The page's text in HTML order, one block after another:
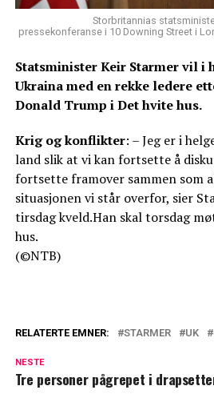
Storbritannias
pressekonferanse i 10 Downing Street i
Statsminister Keir Starmer vil i
Ukraina med en rekke ledere
Donald Trump i Det hvite hus.
Krig og konflikter: – Jeg er i
land slik at vi kan fortsette å
fortsette framover sammen som
situasjonen vi står overfor, sier
tirsdag kveld.Han skal torsdag
hus.
(©NTB)
RELATERTE EMNER: STARMER UK
NESTE
Tre personer pågrepet i